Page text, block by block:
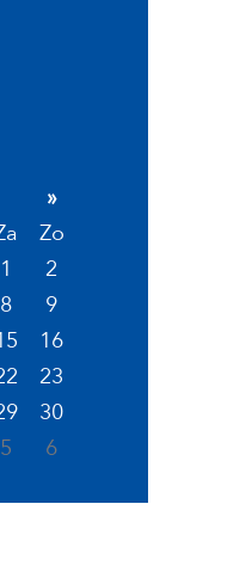
»
Zo
1
2
8
9
16
23
30
5 6